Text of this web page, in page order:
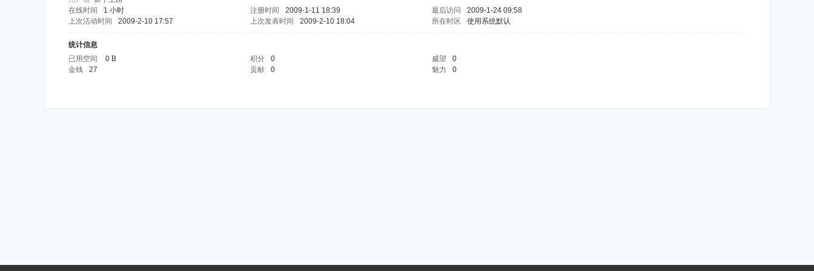
在线时间
1 小时 注册时间 2009-1-11 18:39 最后访问
2009-1-24 09:58
上次活动时间
2009-2-10 17:57 上次发表时间 2009-2-10 18:04 所在时区 使用系统默认
统计信息
已用空间
0 B 积分 0 威望
0
金钱
27 贡献 0 魅力 0